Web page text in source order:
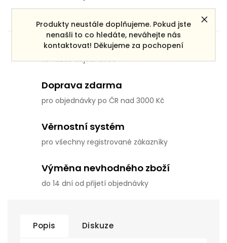
Produkty neustále doplňujeme. Pokud jste
nenašli to co hledáte, neváhejte nás
kontaktovat! Děkujeme za pochopení
Dárek zdarma
ke každé objednávce
Doprava zdarma
pro objednávky po ČR nad 3000 Kč
Věrnostní systém
pro všechny registrované zákazníky
Výměna nevhodného zboží
do 14 dní od přijetí objednávky
Popis Diskuze